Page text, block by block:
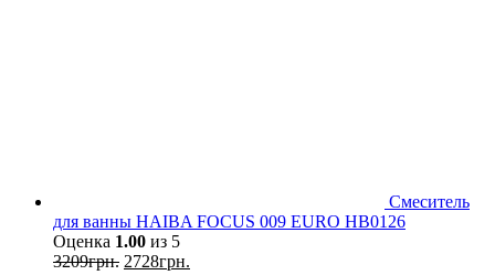
Смеситель
для ванны HAIBA FOCUS 009 EURO HB0126
Оценка 1.00 из 5
3209грн. 2728грн.